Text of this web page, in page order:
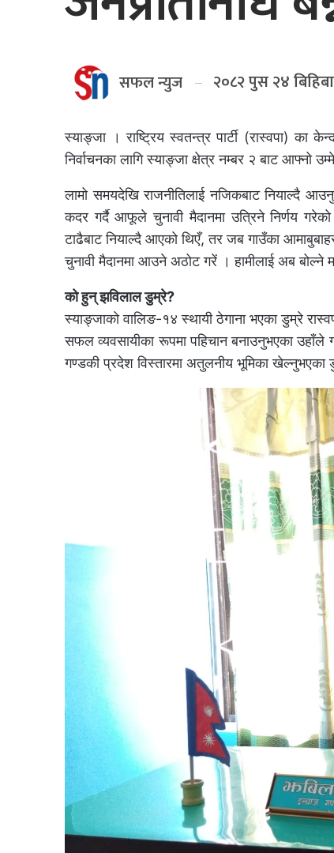
सफल न्युज २०८२ पुस २४
स्याङ्जा । राष्ट्रिय स्वतन्त्र पार्टी (रास्वपा) का
निर्वाचनका लागि स्याङ्जा क्षेत्र नम्बर २ बाट आफ्नो
लामो समयदेखि राजनीतिलाई नजिकबाट नियाल्दै
कदर गर्दै आफूले चुनावी मैदानमा उत्रिने निर्णय
टाढैबाट नियाल्दै आएको थिएँ, तर जब गाउँका
चुनावी मैदानमा आउने अठोट गरें । हामीलाई अब बोल्ने
को हुन् झविलाल डुम्रे?
स्याङ्जाको वालिङ-१४ स्थायी ठेगाना भएका डुम्रे
सफल व्यवसायीका रूपमा पहिचान बनाउनुभएका उहाँले
गण्डकी प्रदेश विस्तारमा अतुलनीय भूमिका खेल्नुभएका